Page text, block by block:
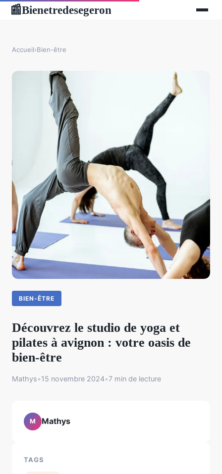
📰Bienetredesegeron
Accueil›Bien-être
BIEN-ÊTRE
Découvrez le studio de yoga et
pilates à avignon : votre oasis de
bien-être
Mathys•15 novembre 2024•7 min de lecture
M Mathys
TAGS